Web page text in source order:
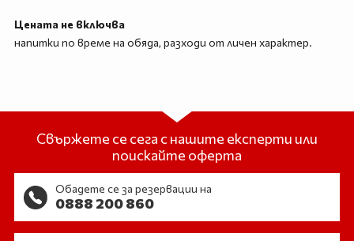
Цената не включва
напитки по време на обяда, разходи от личен характер.
Свържете се сега с нашите експерти или
поискайте оферта
Обадете се за резервации на
0888 200 860